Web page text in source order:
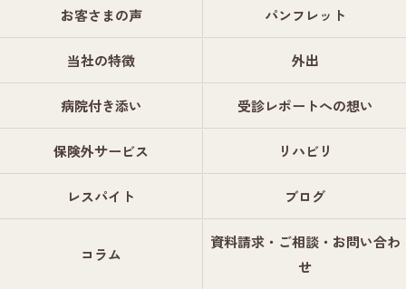
お客さまの声 パンフレット
当社の特徴 外出
病院付き添い 受診レポートへの想い
保険外サービス リハビリ
レスパイト ブログ
コラム
資料請求・ご相談・お問い合わ
せ